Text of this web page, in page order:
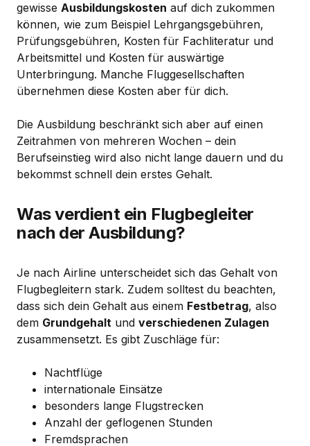
gewisse Ausbildungskosten auf dich zukommen
können, wie zum Beispiel Lehrgangsgebühren,
Prüfungsgebühren, Kosten für Fachliteratur und
Arbeitsmittel und Kosten für auswärtige
Unterbringung. Manche Fluggesellschaften
übernehmen diese Kosten aber für dich.
Die Ausbildung beschränkt sich aber auf einen
Zeitrahmen von mehreren Wochen – dein
Berufseinstieg wird also nicht lange dauern und du
bekommst schnell dein erstes Gehalt.
Was verdient ein Flugbegleiter
nach der Ausbildung?
Je nach Airline unterscheidet sich das Gehalt von
Flugbegleitern stark. Zudem solltest du beachten,
dass sich dein Gehalt aus einem Festbetrag, also
dem Grundgehalt und verschiedenen Zulagen
zusammensetzt. Es gibt Zuschläge für:
Nachtflüge
internationale Einsätze
besonders lange Flugstrecken
Anzahl der geflogenen Stunden
Fremdsprachen